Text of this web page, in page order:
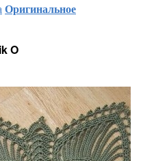
Оригинальное
O